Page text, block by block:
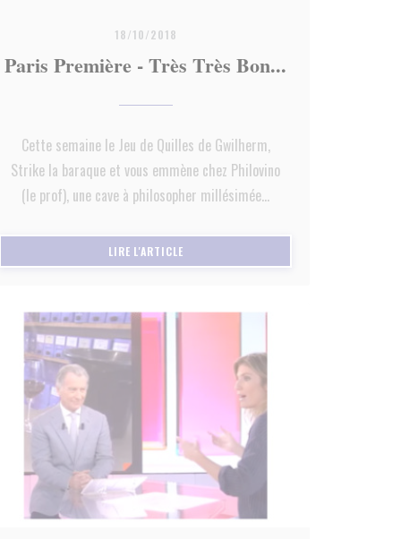
18/10/2018
Paris Première - Très Très Bon...
Cette semaine le Jeu de Quilles de Gwilherm,
Strike la baraque et vous emmène chez Philovino
(le prof), une cave à philosopher millésimée...
LIRE L'ARTICLE((OUVRE UNE NOUVELLE FENÊTRE))